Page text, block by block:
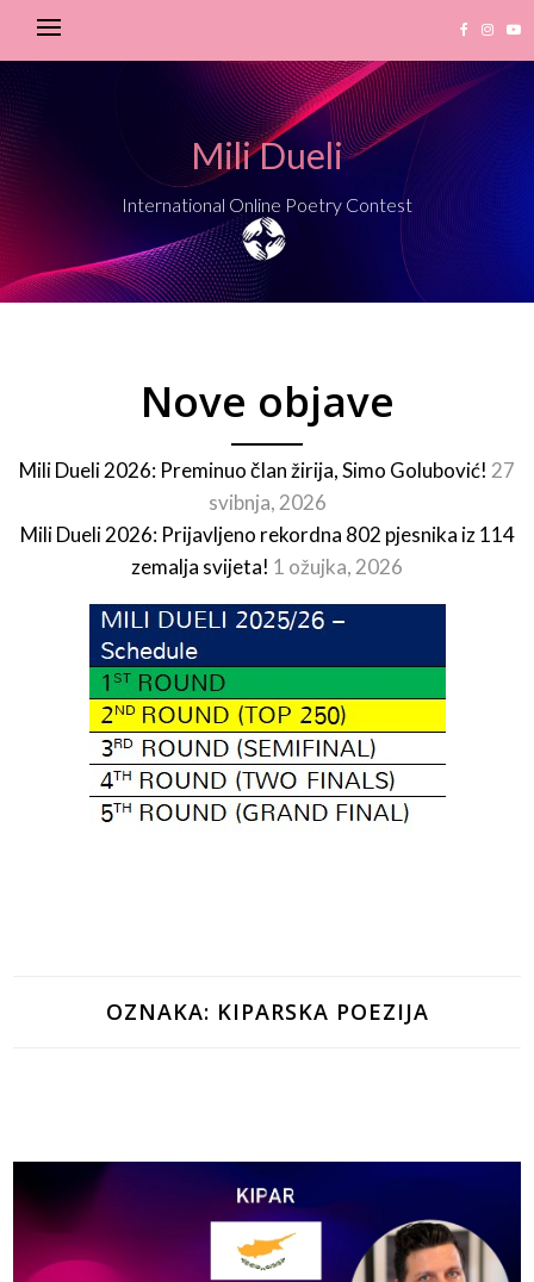
Mili Dueli
International Online Poetry Contest
Nove objave
Mili Dueli 2026: Preminuo član žirija, Simo Golubović! 27
svibnja, 2026
Mili Dueli 2026: Prijavljeno rekordna 802 pjesnika iz 114
zemalja svijeta! 1 ožujka, 2026
OZNAKA: KIPARSKA POEZIJA